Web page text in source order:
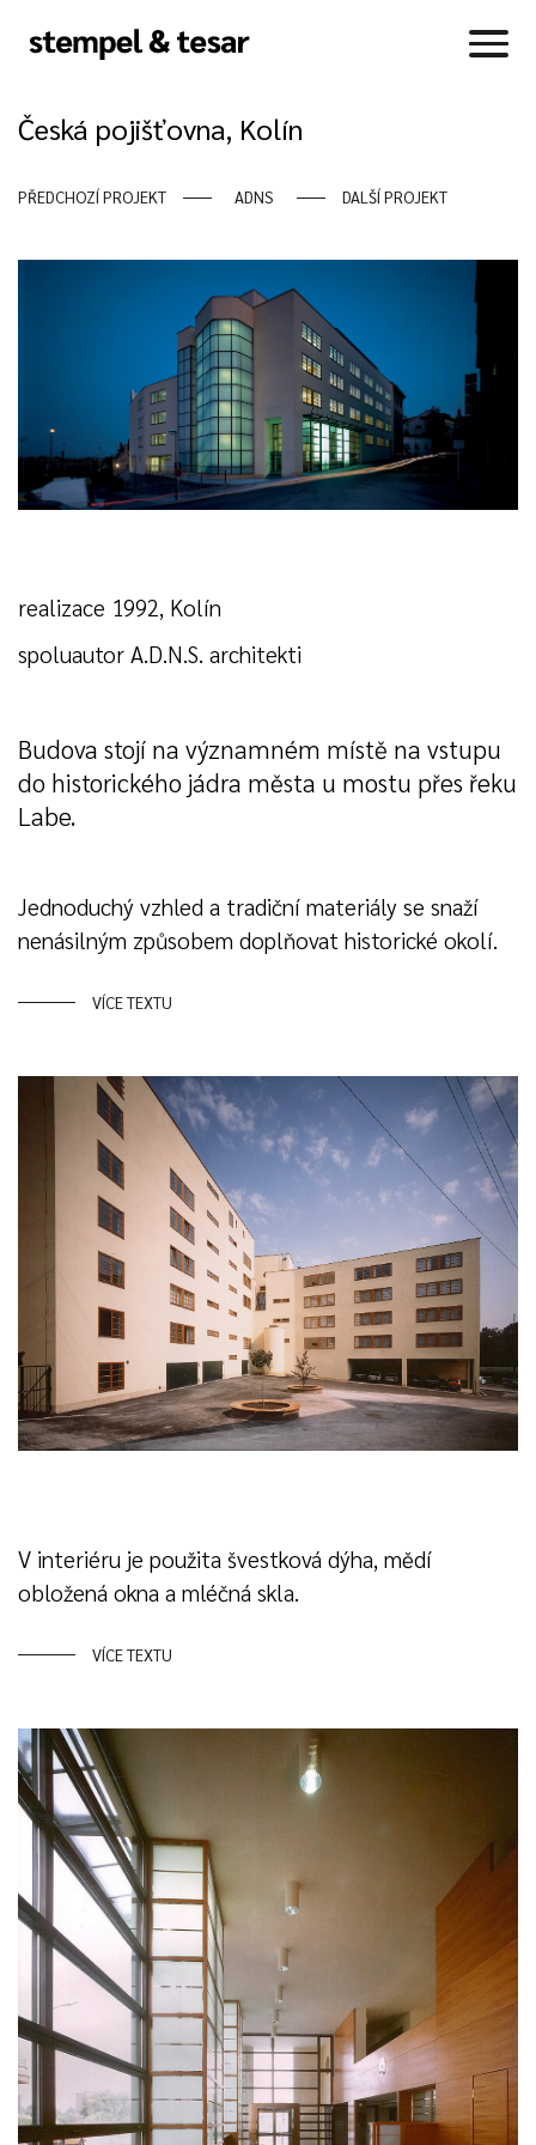
Česká pojišťovna, Kolín
PŘEDCHOZÍ PROJEKT ADNS DALŠÍ PROJEKT
realizace 1992, Kolín
spoluautor A.D.N.S. architekti
Budova stojí na významném místě na vstupu
do historického jádra města u mostu přes řeku
Labe.
Jednoduchý vzhled a tradiční materiály se snaží
nenásilným způsobem doplňovat historické okolí.
VÍCE TEXTU
V interiéru je použita švestková dýha, mědí
obložená okna a mléčná skla.
VÍCE TEXTU